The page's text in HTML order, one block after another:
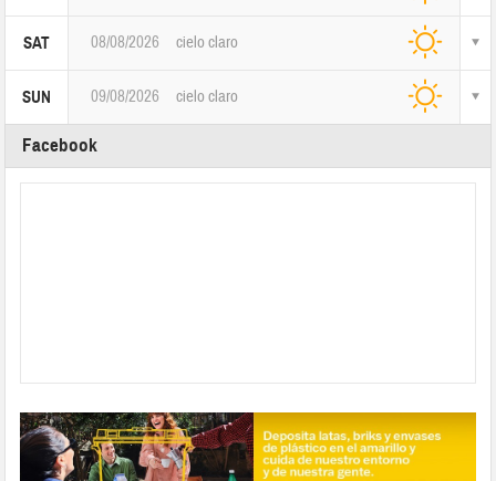
SAT 08/08/2026 cielo claro
SUN 09/08/2026 cielo claro
Facebook